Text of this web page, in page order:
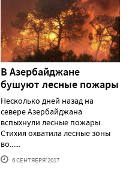
В Азербайджане
бушуют лесные пожары
Несколько дней назад на
севере Азербайджана
вспыхнули лесные пожары.
Стихия охватила лесные зоны
во......
6 СЕНТЯБРЯ'2017